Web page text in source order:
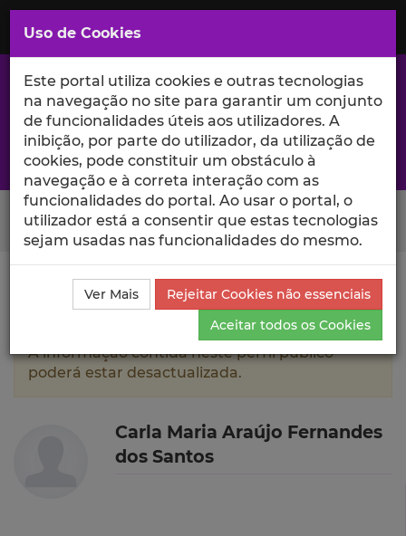
Saltar
para
Conteúdo
Principal
A excelência da investigação e ciência no Iscte
Search Button
Ciência_Iscte Autores
Carla Maria Araújo Fernandes
dos Santos
Ensino e Orientações
A informação contida neste perfil público
poderá estar desactualizada.
Carla Maria Araújo Fernandes
dos Santos
Uso de Cookies
Este portal utiliza cookies e outras tecnologias
na navegação no site para garantir um conjunto
de funcionalidades úteis aos utilizadores. A
inibição, por parte do utilizador, da utilização de
cookies, pode constituir um obstáculo à
navegação e à correta interação com as
funcionalidades do portal. Ao usar o portal, o
utilizador está a consentir que estas tecnologias
sejam usadas nas funcionalidades do mesmo.
Ver Mais
Rejeitar Cookies não essenciais
Aceitar todos os Cookies